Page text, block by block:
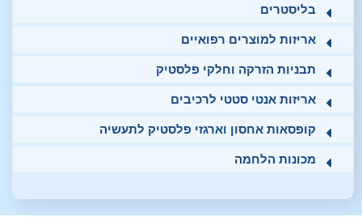
בליסטרים
אריזות למוצרים רפואיים
תבניות הזרקה וחלקי פלסטיק
אריזות אנטי סטטי לרכיבים
קופסאות אחסון וארגזי פלסטיק לתעשיה
מכונות הלחמה